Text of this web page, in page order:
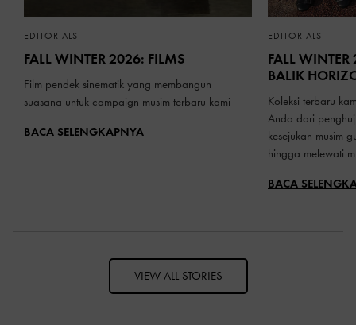
EDITORIALS
FALL WINTER 2026: FILMS
Film pendek sinematik yang membangun
suasana untuk campaign musim terbaru kami
BACA SELENGKAPNYA
EDITORIALS
FALL
BALIK
Koleksi terbaru
Anda dari
kesejukan musim
hingga melewati
BACA
VIEW ALL STORIES